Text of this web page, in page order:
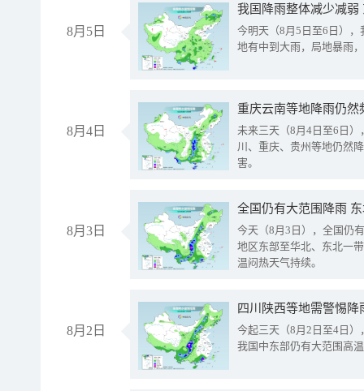
8月5日
我国降雨整体减少减弱
今明天（8月5日至6日）
地有中到大雨，局地暴雨
8月4日
重庆云南等地降雨仍然
未来三天（8月4日至6日
川、重庆、贵州等地仍然
害。
8月3日
全国仍有大范围降雨
今天（8月3日），全国仍
地区东部至华北、东北一
温闷热天气持续。
8月2日
今起三天（8月2日至4日
我国中东部仍有大范围高